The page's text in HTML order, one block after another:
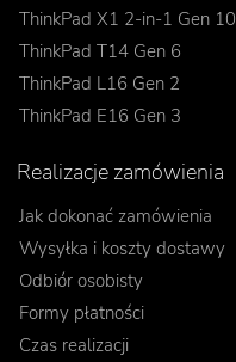
ThinkPad X1 2-in-1 Gen 10
ThinkPad T14 Gen 6
ThinkPad L16 Gen 2
ThinkPad E16 Gen 3
Realizacje zamówienia
Jak dokonać zamówienia
Wysyłka i koszty dostawy
Odbiór osobisty
Formy płatności
Czas realizacji